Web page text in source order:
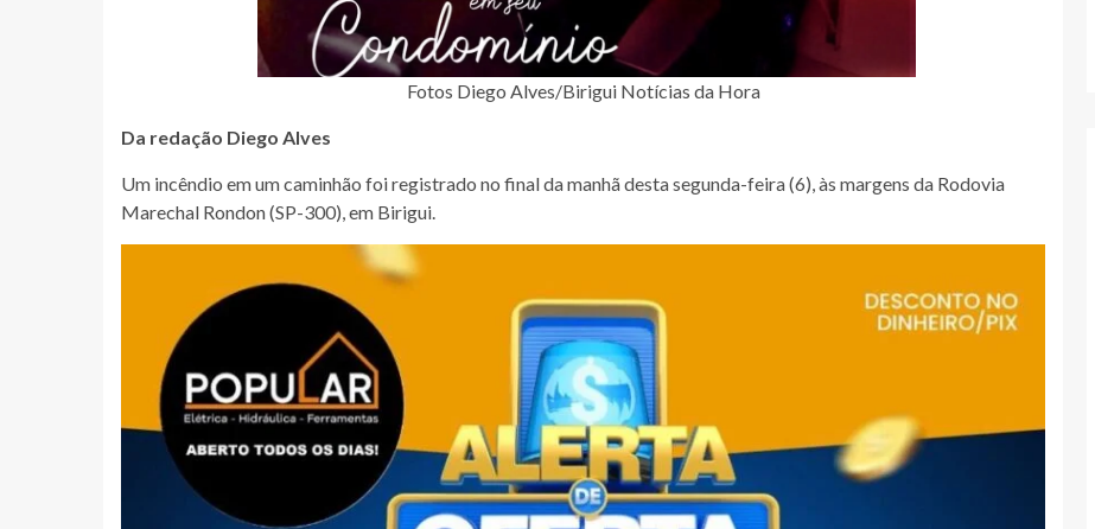
Fotos Diego Alves/Birigui Notícias da Hora
Da redação Diego Alves
Um incêndio em um caminhão foi registrado no final da manhã desta segunda-feira (6), às margens da Rodovia
Marechal Rondon (SP-300), em Birigui.